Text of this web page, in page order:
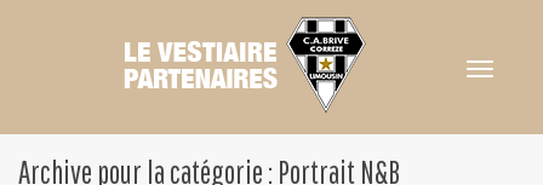
Archive pour la catégorie : Portrait N&B